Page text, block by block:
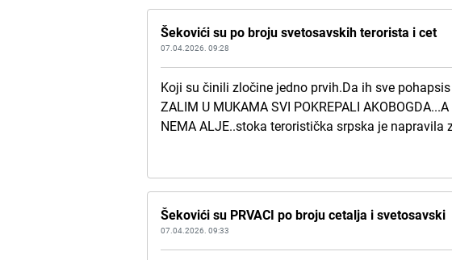
Šekovići su po broju svetosavskih terorista i cet
07.04.2026. 09:28
Koji su činili zločine jedno prvih.Da ih sve pohapsis
ZALIM U MUKAMA SVI POKREPALI
NEMA ALJE..stoka teroristička srpska je napravila
Šekovići su PRVACI po broju cetalja i svetosavski
07.04.2026. 09:33